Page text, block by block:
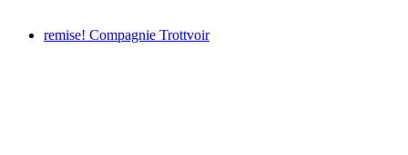
remise! Compagnie Trottvoir